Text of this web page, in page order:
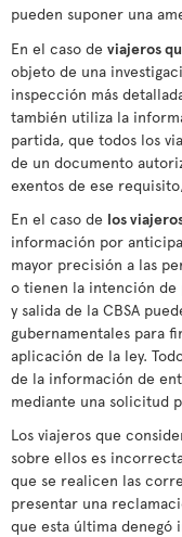
pueden suponer una
En el caso de viajeros
objeto de una
inspección más
también utiliza la
partida, que todos los
de un documento
exentos de ese
En el caso de los
información por
mayor precisión a las
o tienen la intención de
y salida de la CBSA
gubernamentales para
aplicación de la ley.
de la información de
mediante una solicitud
Los viajeros que
sobre ellos es
que se realicen las
presentar una
que esta última denegó